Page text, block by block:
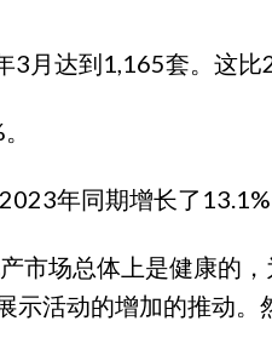
月达到1,165套。这比
年同期增长了13.1%
市场总体上是健康的
活动的增加的推动